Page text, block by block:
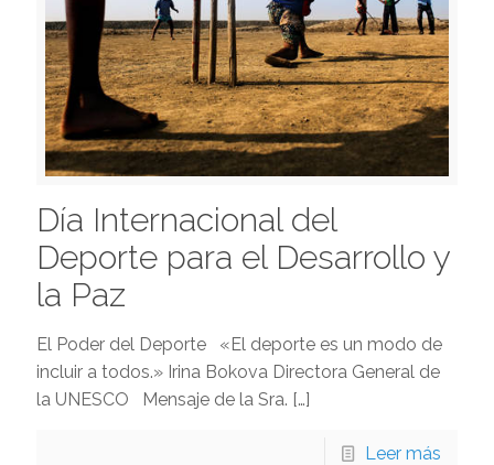
Día Internacional del
Deporte para el Desarrollo y
la Paz
El Poder del Deporte «El deporte es un modo de
incluir a todos.» Irina Bokova Directora General de
la UNESCO Mensaje de la Sra. […]
Leer más